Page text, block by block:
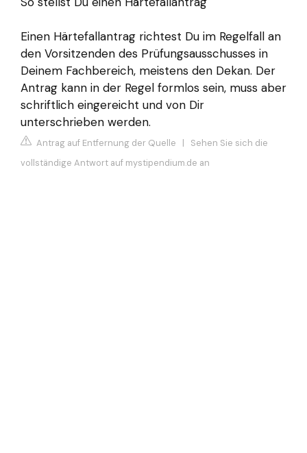
Einen Härtefallantrag richtest Du im Regelfall an
den Vorsitzenden des Prüfungsausschusses in
Deinem Fachbereich, meistens den Dekan. Der
Antrag kann in der Regel formlos sein, muss aber
schriftlich eingereicht und von Dir
unterschrieben werden.
Antrag auf Entfernung der Quelle | Sehen Sie sich die
vollständige Antwort auf mystipendium.de an